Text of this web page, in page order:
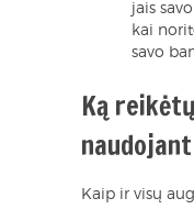
jais
kai
savo
Ką
Kaip ir visų